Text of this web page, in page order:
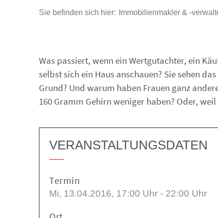
Immobilienmakler & -
Was passiert, wenn ein Wertgutachter, ein
selbst sich ein Haus anschauen? Sie sehen
Grund? Und warum haben Frauen ganz
160 Gramm Gehirn weniger haben? Oder,
VERANSTALTUNGSDATEN
Termin
Mi, 13.04.2016, 17:00 Uhr - 22:00 Uhr